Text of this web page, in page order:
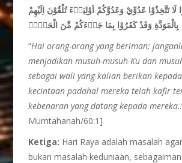
لَا تَتَّخِذُوْا عَدُوِّيْ وَعَدُوَّكُمْ اَوْلِيَاۤءَ تُلْقُوْنَ اِلَيْهِمْ
بِالْمَوَدَّةِ وَقَدْ كَفَرُوْا بِمَا جَاۤءَكُمْ مِّنَ الْحَقِّۚ
“Hai orang-orang yang beriman;
menjadikan musuh-musuh-Ku dan
sebagai wali yang kalian berikan
kecintaan padahal mereka telah kafir
kebenaran yang datang kepada mereka
Mumtahanah/60:1]
Ketiga: Hari Raya adalah masalah
bukan masalah keduniaan,